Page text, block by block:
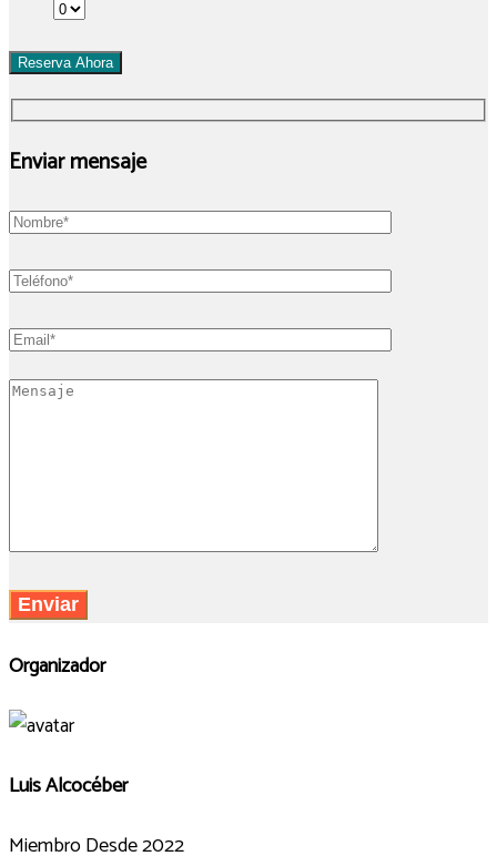
Reserva Ahora
Enviar mensaje
Organizador
Luis Alcocéber
Miembro Desde 2022